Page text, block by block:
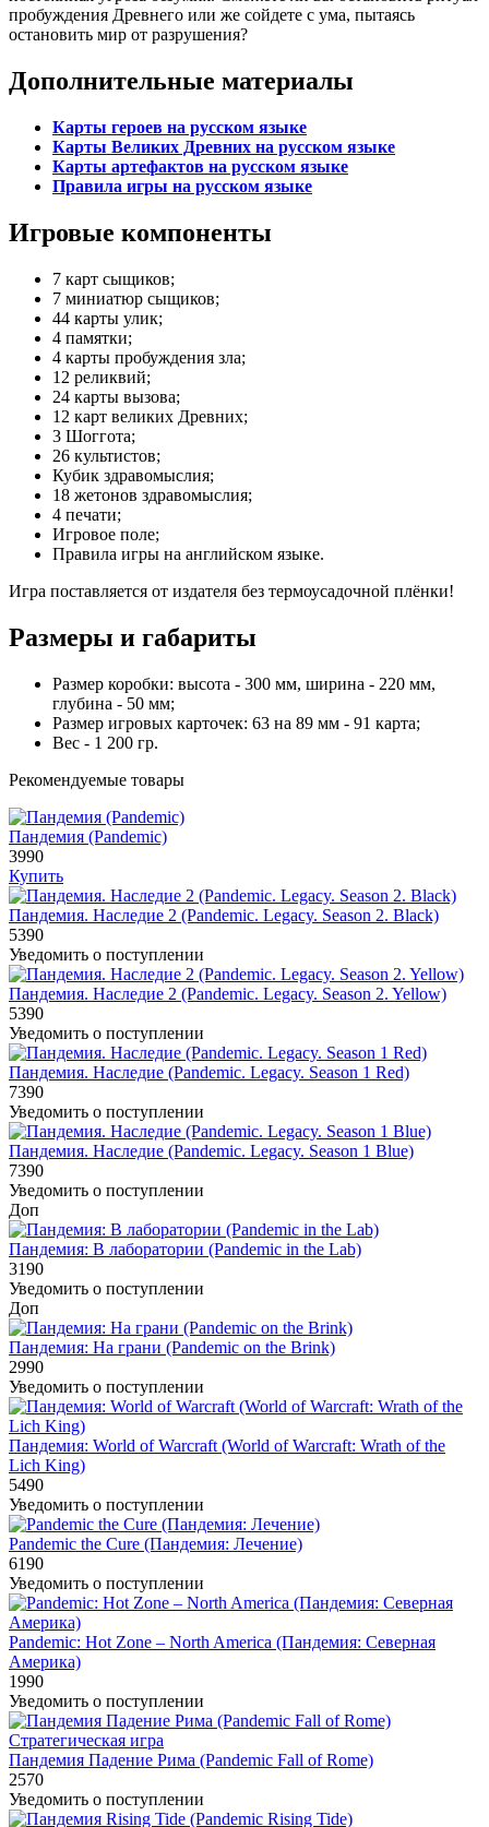
пробуждения Древнего или же сойдете с ума, пытаясь
остановить мир от разрушения?
Дополнительные материалы
Карты героев на русском языке
Карты Великих Древних на русском языке
Карты артефактов на русском языке
Правила игры на русском языке
Игровые компоненты
7 карт сыщиков;
7 миниатюр сыщиков;
44 карты улик;
4 памятки;
4 карты пробуждения зла;
12 реликвий;
24 карты вызова;
12 карт великих Древних;
3 Шоггота;
26 культистов;
Кубик здравомыслия;
18 жетонов здравомыслия;
4 печати;
Игровое поле;
Правила игры на английском языке.
Игра поставляется от издателя без термоусадочной плёнки!
Размеры и габариты
Размер коробки: высота - 300 мм, ширина - 220 мм,
глубина - 50 мм;
Размер игровых карточек: 63 на 89 мм - 91 карта;
Вес - 1 200 гр.
Рекомендуемые товары
Пандемия (Pandemic)
3990
Купить
Пандемия. Наследие 2 (Pandemic. Legacy. Season 2. Black)
5390
Уведомить о поступлении
Пандемия. Наследие 2 (Pandemic. Legacy. Season 2. Yellow)
5390
Уведомить о поступлении
Пандемия. Наследие (Pandemic. Legacy. Season 1 Red)
7390
Уведомить о поступлении
Пандемия. Наследие (Pandemic. Legacy. Season 1 Blue)
7390
Уведомить о поступлении
Доп
Пандемия: В лаборатории (Pandemic in the Lab)
3190
Уведомить о поступлении
Доп
Пандемия: На грани (Pandemic on the Brink)
2990
Уведомить о поступлении
Пандемия: World of Warcraft (World of Warcraft: Wrath of the
Lich King)
5490
Уведомить о поступлении
Pandemic the Cure (Пандемия: Лечение)
6190
Уведомить о поступлении
Pandemic: Hot Zone – North America (Пандемия: Северная
Америка)
1990
Уведомить о поступлении
Стратегическая игра
Пандемия Падение Рима (Pandemic Fall of Rome)
2570
Уведомить о поступлении